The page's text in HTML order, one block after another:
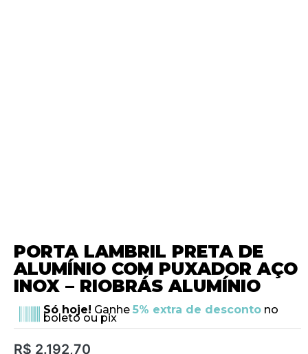
PORTA LAMBRIL PRETA DE
ALUMÍNIO COM PUXADOR AÇO
INOX – RIOBRÁS ALUMÍNIO
Só hoje! Ganhe 5% extra de descontono
boleto ou pix
R$ 2.192,70